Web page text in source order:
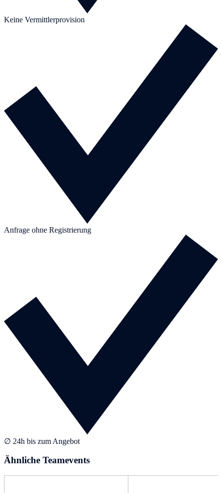
Keine Vermittlerprovision
Anfrage ohne Registrierung
∅ 24h bis zum Angebot
Ähnliche Teamevents